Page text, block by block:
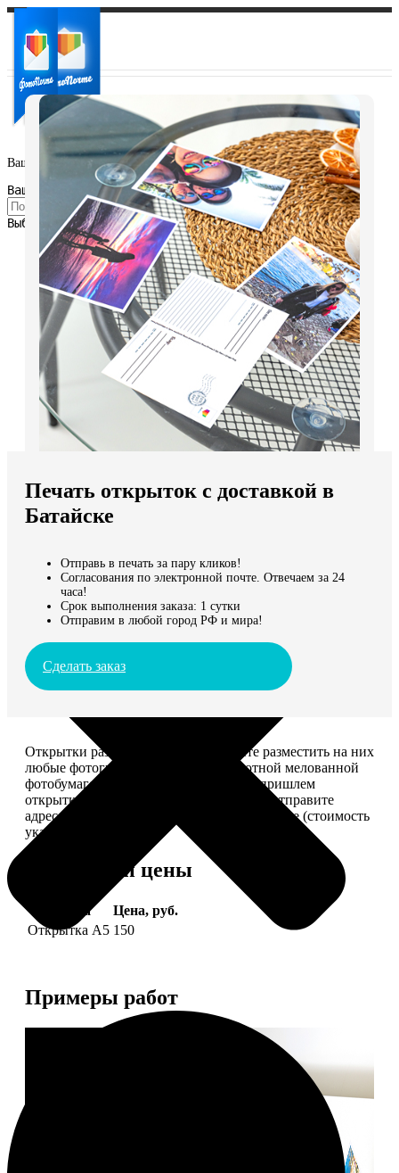
Ваш город:
Ваш регион доставки
Выберите из списка:
Мы доставляем по всему миру
Продолжить без города
Печать открыток с доставкой в
Батайске
Отправь в печать за пару кликов!
Согласования по электронной почте. Отвечаем за 24
часа!
Срок выполнения заказа: 1 сутки
Отправим в любой город РФ и мира!
Сделать заказ
Открытки размером 10*15, вы можете разместить на них
любые фотографии. Печатаем на плотной мелованной
фотобумаге плотностью 300 г/м2. Мы пришлем
открытки вам, вы сами их подпишете и отправите
адресату. Заказать можно 6 открыток и более (стоимость
указана за 6 штук).
Форматы и цены
Услуга
Цена, руб.
Открытка А5 150
Примеры работ